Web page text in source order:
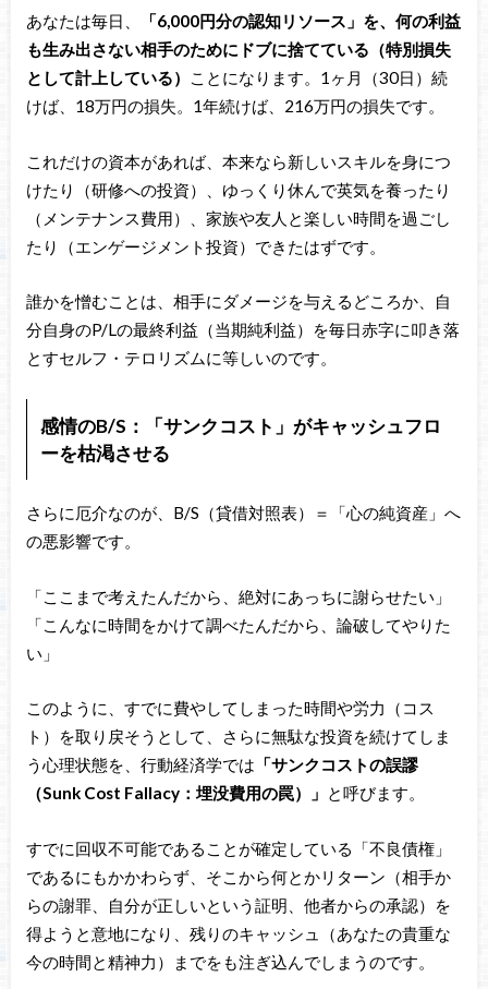
あなたは毎日、
「6,000円分の認知リソース」を、何の利益
も生み出さない相手のためにドブに捨てている（特別損失
として計上している）
ことになります。1ヶ月（30日）続
けば、18万円の損失。1年続けば、216万円の損失です。
これだけの資本があれば、本来なら新しいスキルを身につ
けたり（研修への投資）、ゆっくり休んで英気を養ったり
（メンテナンス費用）、家族や友人と楽しい時間を過ごし
たり（エンゲージメント投資）できたはずです。
誰かを憎むことは、相手にダメージを与えるどころか、自
分自身のP/Lの最終利益（当期純利益）を毎日赤字に叩き落
とすセルフ・テロリズムに等しいのです。
感情のB/S：「サンクコスト」がキャッシュフロ
ーを枯渇させる
さらに厄介なのが、B/S（貸借対照表）＝「心の純資産」へ
の悪影響です。
「ここまで考えたんだから、絶対にあっちに謝らせたい」
「こんなに時間をかけて調べたんだから、論破してやりた
い」
このように、すでに費やしてしまった時間や労力（コス
ト）を取り戻そうとして、さらに無駄な投資を続けてしま
う心理状態を、行動経済学では 「サンクコストの誤謬
（Sunk Cost Fallacy：埋没費用の罠）」 と呼びます。
すでに回収不可能であることが確定している「不良債権」
であるにもかかわらず、そこから何とかリターン（相手か
らの謝罪、自分が正しいという証明、他者からの承認）を
得ようと意地になり、残りのキャッシュ（あなたの貴重な
今の時間と精神力）までをも注ぎ込んでしまうのです。